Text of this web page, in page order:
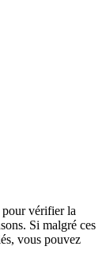
pour vérifier la
Si malgré ces
vous pouvez